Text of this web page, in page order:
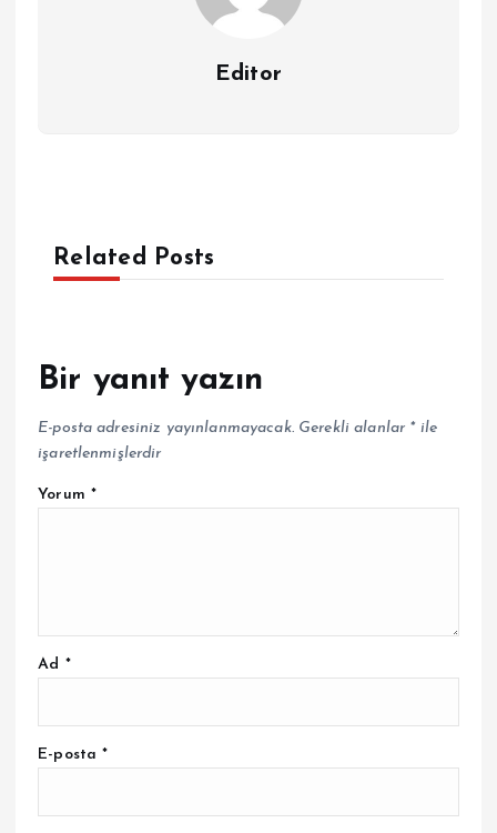
Editor
Related Posts
Bir yanıt yazın
E-posta adresiniz yayınlanmayacak. Gerekli alanlar *ile
işaretlenmişlerdir
Yorum *
Ad *
E-posta*